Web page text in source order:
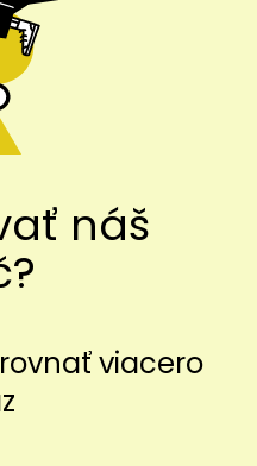
náš
viacero